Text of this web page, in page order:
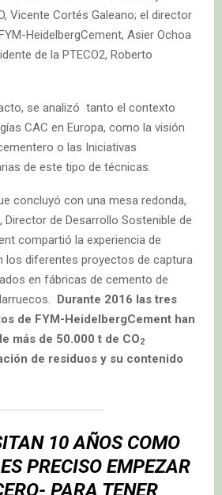
Vicente Cortés Galeano; el director
HeidelbergCement, Asier Ochoa
de la PTECO2, Roberto
se analizó tanto el contexto
CAC en Europa, como la visión
o las Iniciativas
de este tipo de técnicas.
concluyó con una mesa redonda,
Director de Desarrollo Sostenible de
compartió la experiencia de
los diferentes proyectos de captura
en fábricas de cemento de
Durante 2016 las tres
de FYM-HeidelbergCement han
más de 50.000 t de CO2
de residuos y su contenido
10 AÑOS COMO
PRECISO EMPEZAR
PARA TENER